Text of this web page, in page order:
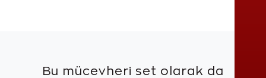
Bu mücevheri set olarak da